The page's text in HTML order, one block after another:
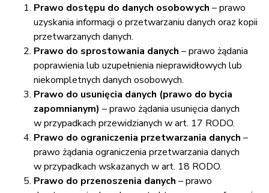
Prawo dostępu do danych osobowych – prawo
uzyskania informacji o przetwarzaniu danych oraz kopii
przetwarzanych danych.
Prawo do sprostowania danych – prawo żądania
poprawienia lub uzupełnienia nieprawidłowych lub
niekompletnych danych osobowych.
Prawo do usunięcia danych (prawo do bycia
zapomnianym) – prawo żądania usunięcia danych
w przypadkach przewidzianych w art. 17 RODO.
Prawo do ograniczenia przetwarzania danych –
prawo żądania ograniczenia przetwarzania danych
w przypadkach wskazanych w art. 18 RODO.
Prawo do przenoszenia danych – prawo